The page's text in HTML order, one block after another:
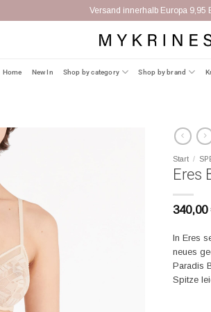
Versand innerhalb Europa 9,95
Home New In Shop by category Shop by brand
Start /
Eres
340,00
In Eres
neues
Paradis
Spitze